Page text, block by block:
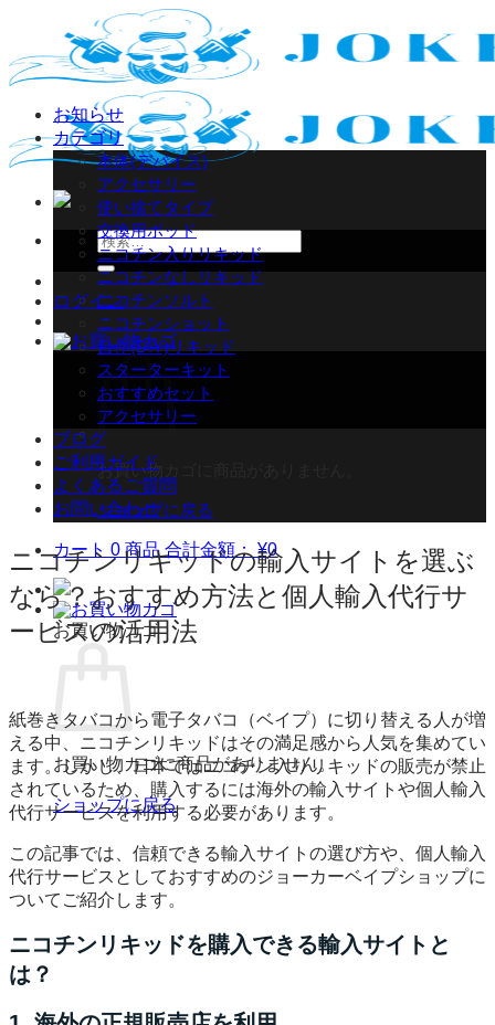
content
検
索
対
象:
ログイン
お買い物カゴに商品がありません。
ショップに戻る
カート 0 商品 合計金額： ¥0
お買い物カゴ
お買い物カゴに商品がありません。
ショップに戻る
お知らせ
カテゴリ
本体(デバイス)
アクセサリー
使い捨てタイプ
交換用ポッド
ニコチン入りリキッド
ニコチンなしリキッド
ニコチンソルト
ニコチンショット
自作(DIY)リキッド
スターターキット
おすすめセット
アクセサリー
ブログ
ご利用ガイド
よくあるご質問
お問い合わせ
ニコチンリキッドの輸入サイトを選ぶ
なら？おすすめ方法と個人輸入代行サ
ービスの活用法
紙巻きタバコから電子タバコ（ベイプ）に切り替える人が増
える中、ニコチンリキッドはその満足感から人気を集めてい
ます。しかし、日本ではニコチン入りリキッドの販売が禁止
されているため、購入するには海外の輸入サイトや個人輸入
代行サービスを利用する必要があります。
この記事では、信頼できる輸入サイトの選び方や、個人輸入
代行サービスとしておすすめのジョーカーベイプショップに
ついてご紹介します。
ニコチンリキッドを購入できる輸入サイトと
は？